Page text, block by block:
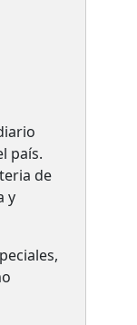
país.​
de
y